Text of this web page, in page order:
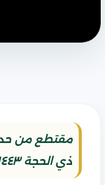
ذي الحجة ١٤٤٣ الموافق ٢٢/ ٧/ ٢٠٢٢